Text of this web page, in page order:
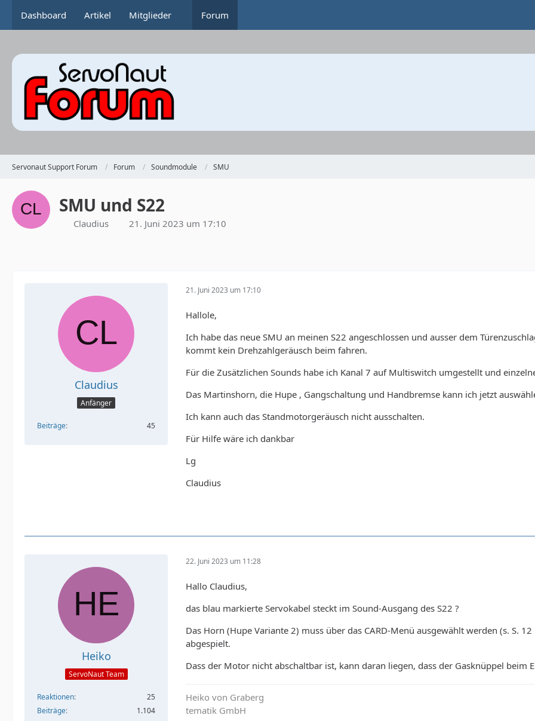
Dashboard Artikel Mitglieder Forum
Servonaut Support Forum Forum Soundmodule SMU
SMU und S22
Claudius 21. Juni 2023 um 17:10
Claudius
Anfänger
Beiträge 45
21. Juni 2023 um 17:10
Hallole,
Ich habe das neue SMU an meinen S22 angeschlossen und ausser dem
kommt kein Drehzahlgeräusch beim fahren.
Für die Zusätzlichen Sounds habe ich Kanal 7 auf Multiswitch umgestellt und
Das Martinshorn, die Hupe , Gangschaltung und Handbremse kann ich jetzt
Ich kann auch das Standmotorgeräusch nicht ausschalten.
Für Hilfe wäre ich dankbar
Lg
Claudius
Heiko
ServoNaut Team
Reaktionen
25
Beiträge
1.104
22. Juni 2023 um 11:28
Hallo Claudius,
das blau markierte Servokabel steckt im Sound-Ausgang des S22 ?
Das Horn (Hupe Variante 2) muss über das CARD-Menü ausgewählt werden (s. S.
abgespielt.
Dass der Motor nicht abschaltbar ist, kann daran liegen, dass der Gasknüppel beim
Heiko von Graberg
tematik GmbH